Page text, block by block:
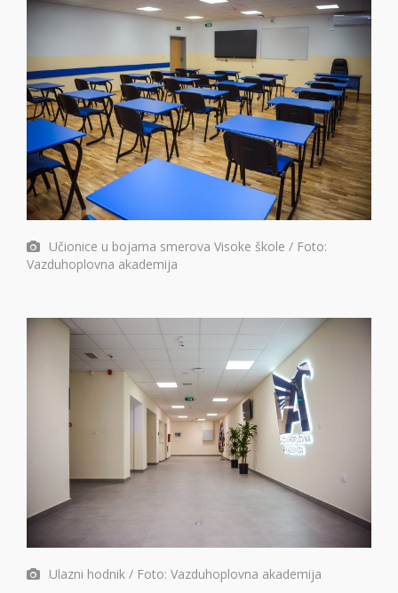
Učionice u bojama smerova Visoke škole / Foto:
Vazduhoplovna akademija
Ulazni hodnik / Foto: Vazduhoplovna akademija